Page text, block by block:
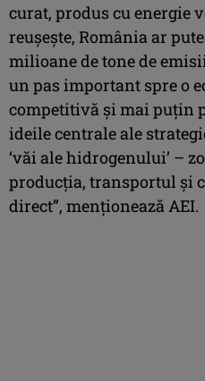
curat, produs cu energie
reuşeşte, România ar
milioane de tone de
un pas important spre o
competitivă şi mai puţin
ideile centrale ale
‘văi ale hidrogenului’ –
producţia, transportul şi
direct”, menţionează AEI.